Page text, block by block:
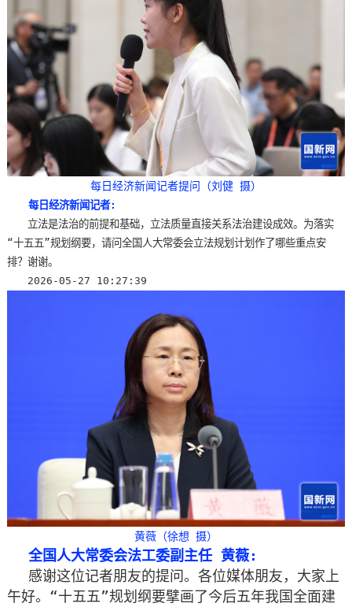
每日经济新闻记者提问（刘健 摄）
每日经济新闻记者:
立法是法治的前提和基础，立法质量直接关系法治建设成效。为落实
“十五五”规划纲要，请问全国人大常委会立法规划计划作了哪些重点安
排？谢谢。
2026-05-27 10:27:39
黄薇（徐想 摄）
全国人大常委会法工委副主任 黄薇:
感谢这位记者朋友的提问。各位媒体朋友，大家上
午好。“十五五”规划纲要擘画了今后五年我国全面建